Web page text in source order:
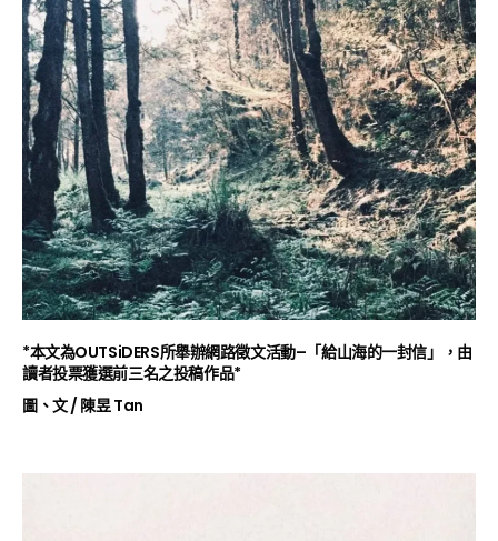
*本文為OUTSiDERS所舉辦網路徵文活動–「給山海的一封信」，由
讀者投票獲選前三名之投稿作品*
圖、文 / 陳昱 Tan